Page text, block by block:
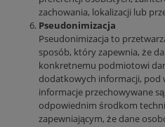
zachowania, lokalizacji lub
Pseudonimizacja
Pseudonimizacja to
sposób, który zapewnia, że
konkretnemu podmiotowi
dodatkowych informacji, pod
informacje przechowywane
odpowiednim środkom
zapewniającym, że dane